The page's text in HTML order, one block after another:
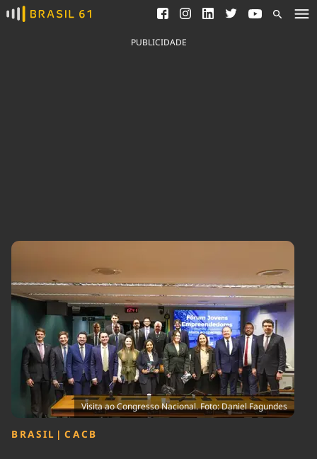
Ver todas as notícias
Saneamento
Indicadores
Brasil
Brasil Mineral
Ciência &
Tecnologia
Cinema
Comportamento
Cultura
Economia
Educação
Infraestrutura
Internacional
Política
Saúde
Tempo
PUBLICIDADE
Visita ao Congresso Nacional. Foto: Daniel Fagundes
BRASIL | ⁠CACB